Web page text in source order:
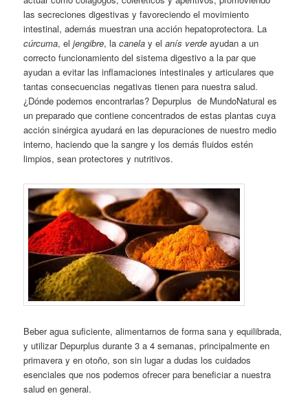
las secreciones digestivas y favoreciendo el movimiento
intestinal, además muestran una acción hepatoprotectora. La
cúrcuma, eljengibre, lacanelay elanís verde ayudan a un
correcto funcionamiento del sistema digestivo a la par que
ayudan a evitar las inflamaciones intestinales y articulares que
tantas consecuencias negativas tienen para nuestra salud.
¿Dónde podemos encontrarlas? Depurplus de MundoNatural es
un preparado que contiene concentrados de estas plantas cuya
acción sinérgica ayudará en las depuraciones de nuestro medio
interno, haciendo que la sangre y los demás fluidos estén
limpios, sean protectores y nutritivos.
Beber agua suficiente, alimentarnos de forma sana y equilibrada,
y utilizar Depurplus durante 3 a 4 semanas, principalmente en
primavera y en otoño, son sin lugar a dudas los cuidados
esenciales que nos podemos ofrecer para beneficiar a nuestra
salud en general.